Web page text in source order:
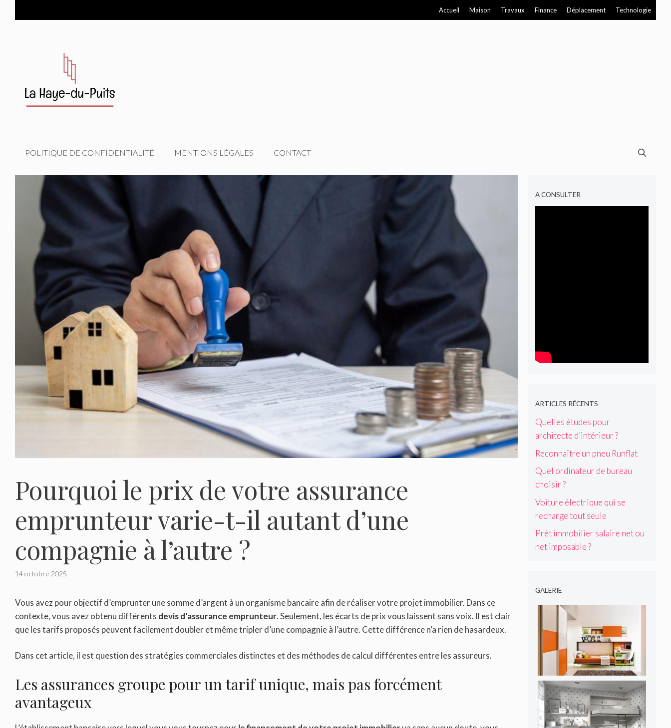
au
Accueil Maison Travaux Finance Déplacement Technologie
POLITIQUE DE CONFIDENTIALITÉ MENTIONS LÉGALES CONTACT
Pourquoi le prix de votre assurance
emprunteur varie-t-il autant d’une
compagnie à l’autre ?
14 octobre 2025
Vous avez pour objectif d’emprunter une somme d’argent à un organisme bancaire afin de réaliser votre projet immobilier. Dans ce
contexte, vous avez obtenu différents devis d’assurance emprunteur. Seulement, les écarts de prix vous laissent sans voix. Il est clair
que les tarifs proposés peuvent facilement doubler et même tripler d’une compagnie à l’autre. Cette différence n’a rien de hasardeux.
Dans cet article, il est question des stratégies commerciales distinctes et des méthodes de calcul différentes entre les assureurs.
Les assurances groupe pour un tarif unique, mais pas forcément
avantageux
A CONSULTER
ARTICLES RÉCENTS
Quelles études pour
architecte d’intérieur ?
Reconnaître un pneu Runflat
Quel ordinateur de bureau
choisir ?
Voiture électrique qui se
recharge tout seule
Prêt immobilier salaire net ou
net imposable ?
GALERIE